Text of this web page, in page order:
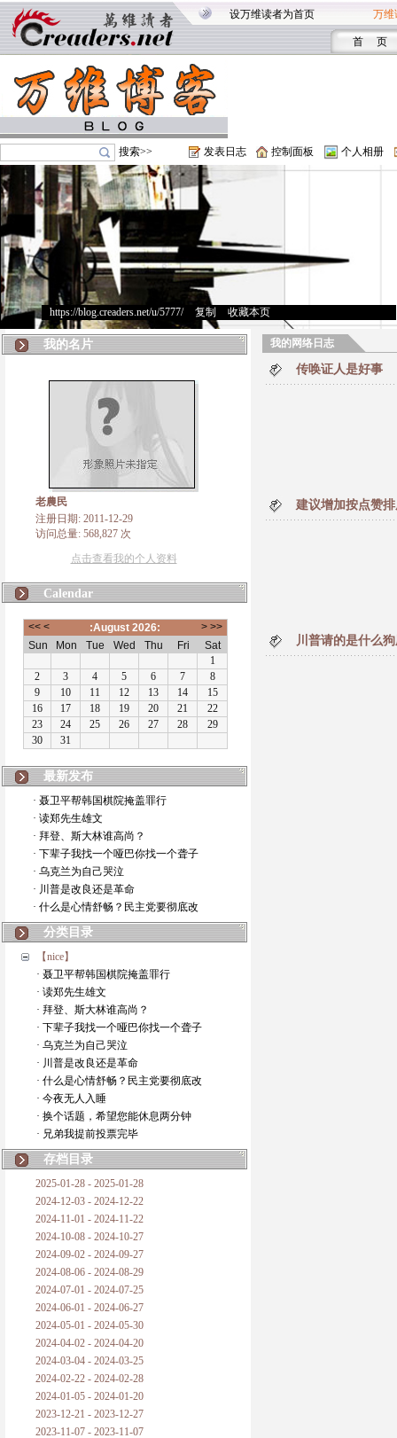
设万维读者为首页 万维
首 页
搜索>> 发表日志 控制面板 个人相册
https://blog.creaders.net/u/5777/> 复制 收藏本页
我的名片
老農民
注册日期: 2011-12-29
访问总量: 568,827 次
点击查看我的个人资料
Calendar
最新发布
· 聂卫平帮韩国棋院掩盖罪行
· 读郑先生雄文
· 拜登、斯大林谁高尚？
· 下辈子我找一个哑巴你找一个聋子
· 乌克兰为自己哭泣
· 川普是改良还是革命
· 什么是心情舒畅？民主党要彻底改
分类目录
【nice】
· 聂卫平帮韩国棋院掩盖罪行
· 读郑先生雄文
· 拜登、斯大林谁高尚？
· 下辈子我找一个哑巴你找一个聋子
· 乌克兰为自己哭泣
· 川普是改良还是革命
· 什么是心情舒畅？民主党要彻底改
· 今夜无人入睡
· 换个话题，希望您能休息两分钟
· 兄弟我提前投票完毕
存档目录
2025-01-28 - 2025-01-28
2024-12-03 - 2024-12-22
2024-11-01 - 2024-11-22
2024-10-08 - 2024-10-27
2024-09-02 - 2024-09-27
2024-08-06 - 2024-08-29
2024-07-01 - 2024-07-25
2024-06-01 - 2024-06-27
2024-05-01 - 2024-05-30
2024-04-02 - 2024-04-20
2024-03-04 - 2024-03-25
2024-02-22 - 2024-02-28
2024-01-05 - 2024-01-20
2023-12-21 - 2023-12-27
2023-11-07 - 2023-11-07
我的网络日志
传唤证人是好事
建议增加按点赞
川普请的是什么